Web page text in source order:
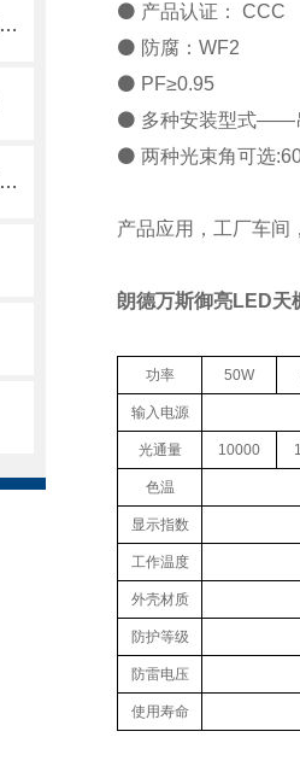
LED篮球场泛光灯是安全性比较高的灯具
内置电源LED灯管与外置电源的区别介绍
⚫ 产品认证： CCC
⚫ 防腐：WF2
⚫ PF≥0.95
⚫ 多种安装型式——
⚫ 两种光束角可选
产品应用，工厂车间
朗德万斯御亮LED天
功率 50W
输入电源
光通量 10000
色温
显示指数
工作温度
外壳材质
防护等级
防雷电压
使用寿命